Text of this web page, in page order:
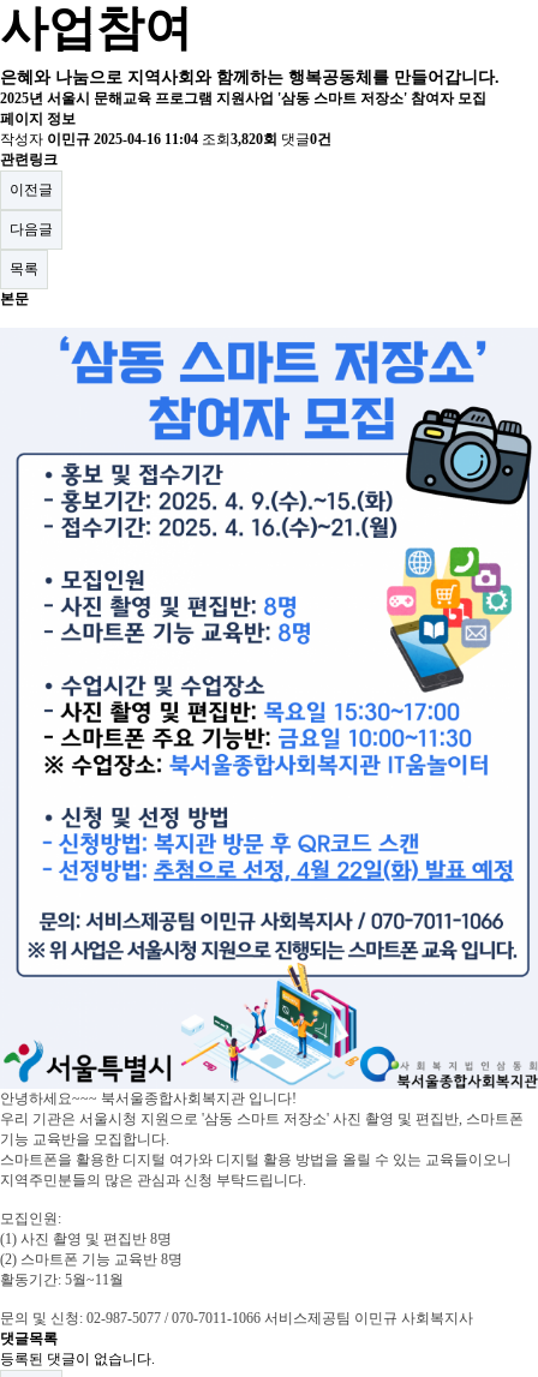
사업참여
은혜와 나눔으로 지역사회와 함께하는 행복공동체를 만들어갑니다.
2025년 서울시 문해교육 프로그램 지원사업 '삼동 스마트 저장소' 참여자 모집
페이지 정보
작성자 이민규 2025-04-16 11:04 조회 3,820회 댓글0건
관련링크
이전글
다음글
목록
본문
안녕하세요~~~ 북서울종합사회복지관 입니다!
우리 기관은 서울시청 지원으로 '삼동 스마트 저장소' 사진 촬영 및 편집반, 스마트폰
기능 교육반을 모집합니다.
스마트폰을 활용한 디지털 여가와 디지털 활용 방법을 올릴 수 있는 교육들이오니
지역주민분들의 많은 관심과 신청 부탁드립니다.
모집인원:
(1) 사진 촬영 및 편집반 8명
(2) 스마트폰 기능 교육반 8명
활동기간: 5월~11월
문의 및 신청: 02-987-5077 / 070-7011-1066 서비스제공팀 이민규 사회복지사
댓글목록
등록된 댓글이 없습니다.